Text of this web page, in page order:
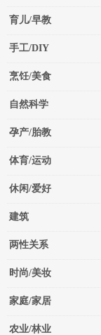
育儿/早教
手工/DIY
烹饪/美食
自然科学
孕产/胎教
体育/运动
休闲/爱好
建筑
两性关系
时尚/美妆
家庭/家居
农业/林业